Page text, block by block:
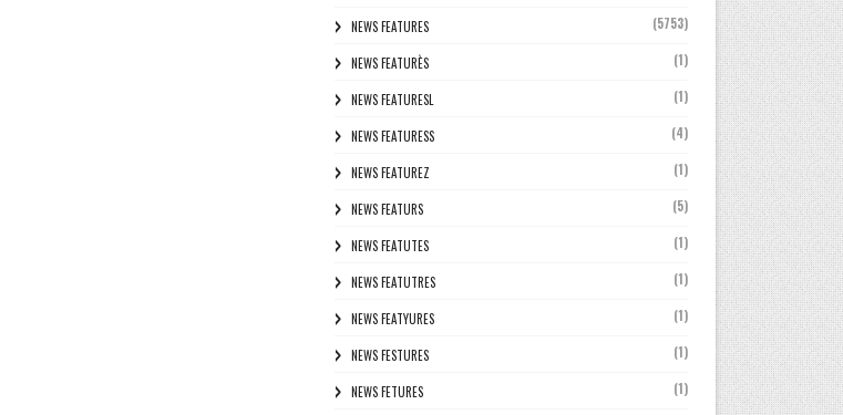
NEWS FEATURES (5753)
NEWS FEATURÈS (1)
NEWS FEATURESL (1)
NEWS FEATURESS (4)
NEWS FEATUREZ (1)
NEWS FEATURS (5)
NEWS FEATUTES (1)
NEWS FEATUTRES (1)
NEWS FEATYURES (1)
NEWS FESTURES (1)
NEWS FETURES (1)